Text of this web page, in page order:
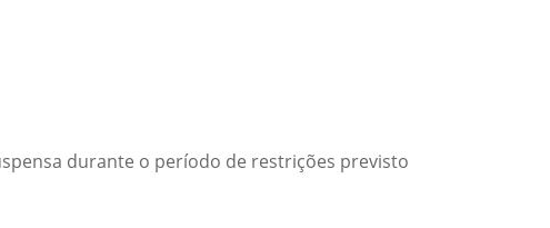
durante o período de restrições previsto